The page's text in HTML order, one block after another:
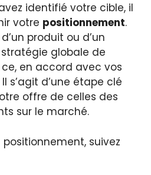
identifié votre cible, il
votre positionnement.
produit ou d’un
globale de
en accord avec vos
s’agit d’une étape clé
offre de celles des
sur le marché.
suivez